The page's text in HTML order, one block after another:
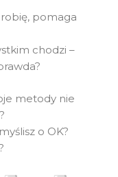
pomaga
chodzi –
metody nie
o OK?